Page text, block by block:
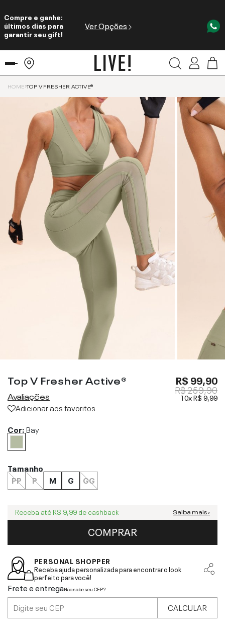
Compre e ganhe:
últimos dias para
garantir seu gift!
Ver Opções
HOME TOP V FRESHER ACTIVE®
Top V Fresher Active®
Avaliações
Adicionar aos favoritos
R$ 99,90
R$ 259,90
10xR$ 9,99
Cor:Bay
Tamanho
PP
P M G GG
Receba até R$ 9,99 de cashback Saiba mais ›
COMPRAR
PERSONAL SHOPPER
Receba ajuda personalizada para encontrar o look
perfeito para você!
Frete e entregaNão sabe seu CEP?
CALCULAR